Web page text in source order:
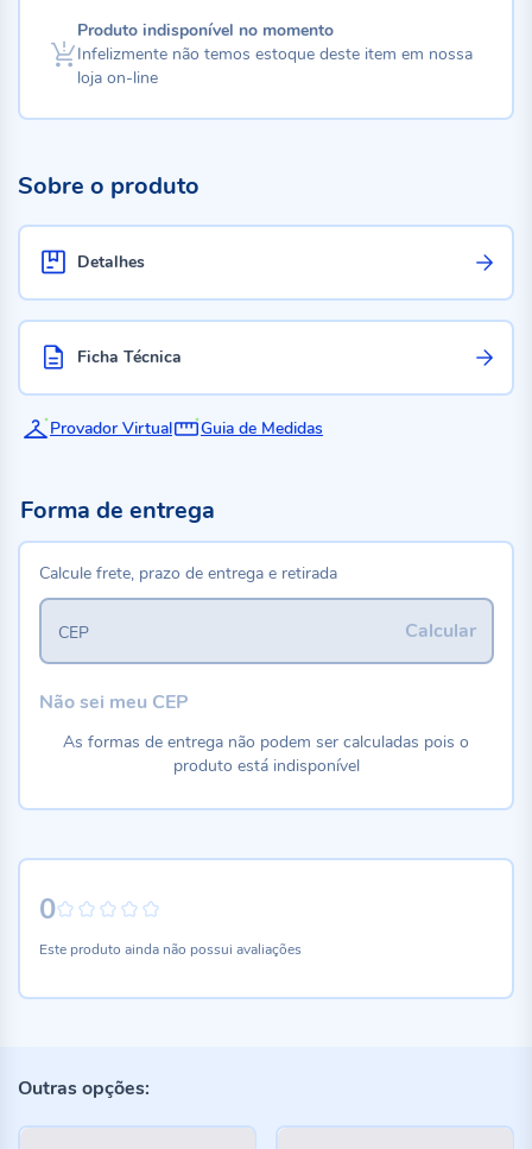
Produto indisponível no momento
Infelizmente não temos estoque deste item em nossa
loja on-line
Sobre o produto
Detalhes
Ficha Técnica
Provador Virtual Guia de Medidas
0
Este produto ainda não possui avaliações
Forma de entrega
Calcule frete, prazo de entrega e retirada
Calcular
CEP
Não sei meu CEP
As formas de entrega não podem ser calculadas pois o
produto está indisponível
Outras opções: